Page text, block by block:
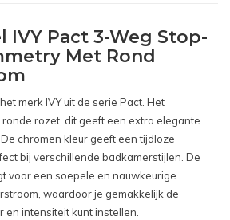
Pact 3-Weg Stop-
Met Rond
merk IVY uit de serie Pact. Het
rozet, dit geeft een extra elegante
chromen kleur geeft een tijdloze
bij verschillende badkamerstijlen. De
voor een soepele en nauwkeurige
waardoor je gemakkelijk de
en intensiteit kunt instellen.